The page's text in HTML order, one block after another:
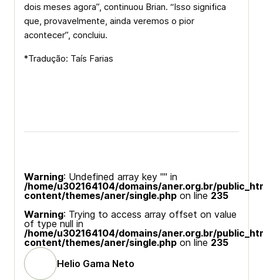
dois meses agora”, continuou Brian. “Isso significa
que, provavelmente, ainda veremos o pior
acontecer”, concluiu.
*Tradução: Taís Farias
Warning: Undefined array key "" in
/home/u302164104/domains/aner.org.br/
content/themes/aner/single.php on line 235
Warning: Trying to access array offset on value
of type null in
/home/u302164104/domains/aner.org.br/
content/themes/aner/single.php on line 235
Helio Gama Neto